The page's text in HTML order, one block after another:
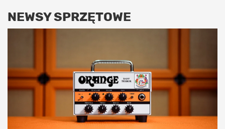
NEWSY SPRZĘTOWE